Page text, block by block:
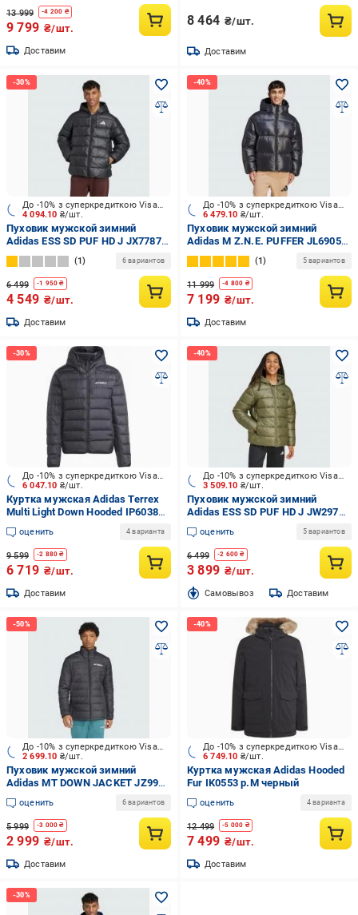
13 999 -4 200 ₴
9 799 ₴/шт.
Доставим
8 464 ₴/шт.
Доставим
4 094.10 ₴/шт.
До -10% з суперкредиткою Visa Вигода
Пуховик мужской зимний
Adidas ESS SD PUF HD J JX7787
р.M черный
1 6 вариантов
6 499 -1 950 ₴
4 549 ₴/шт.
Доставим
6 479.10 ₴/шт.
До -10% з суперкредиткою Visa Вигода
Пуховик мужской зимний
Adidas M Z.N.E. PUFFER JL6905
р.M черный
1 5 вариантов
11 999 -4 800 ₴
7 199 ₴/шт.
Доставим
6 047.10 ₴/шт.
До -10% з суперкредиткою Visa Вигода
Куртка мужская Adidas Terrex
Multi Light Down Hooded IP6038
р.S черный
оценить 4 варианта
9 599 -2 880 ₴
6 719 ₴/шт.
Доставим
3 509.10 ₴/шт.
До -10% з суперкредиткою Visa Вигода
Пуховик мужской зимний
Adidas ESS SD PUF HD J JW2979
р.2XL хаки
оценить 5 вариантов
6 499 -2 600 ₴
3 899 ₴/шт.
Cамовывоз Доставим
2 699.10 ₴/шт.
До -10% з суперкредиткою Visa Вигода
Пуховик мужской зимний
Adidas MT DOWN JACKET JZ9966
р.S черный
оценить 6 вариантов
5 999 -3 000 ₴
2 999 ₴/шт.
Доставим
6 749.10 ₴/шт.
До -10% з суперкредиткою Visa Вигода
Куртка мужская Adidas Hooded
Fur IK0553 р.M черный
оценить 4 варианта
12 499 -5 000 ₴
7 499 ₴/шт.
Доставим